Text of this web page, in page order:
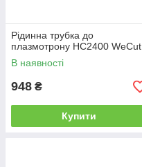
Рідинна трубка до
плазмотрону HC2400 WeCut
В наявності
948 ₴
Купити